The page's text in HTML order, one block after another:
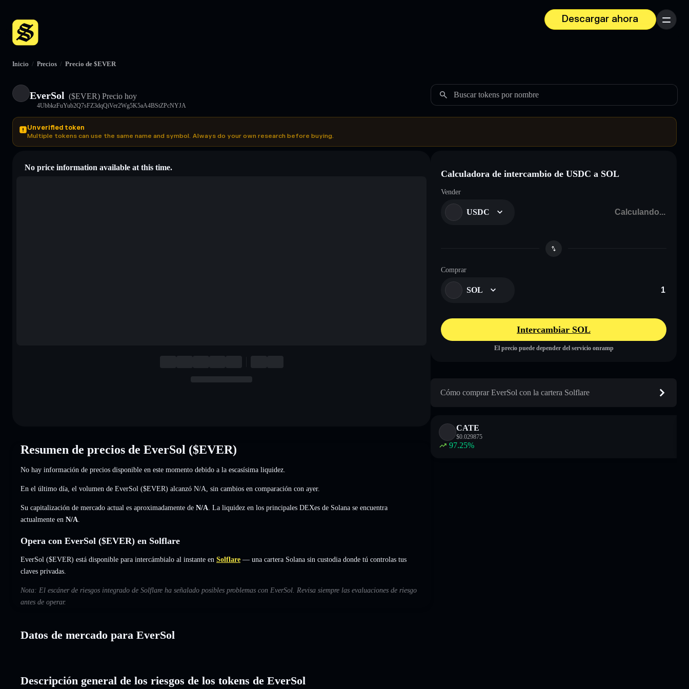
Descargar ahora
Menú
Inicio / Precios / Precio de $EVER
EverSol ($EVER) Precio hoy
4UbbkzFuYub2Q7sFZ3dqQiVer2Wg5K5aA4BStZPcNYJA
Buscar tokens por nombre
Unverified token
Multiple tokens can use the same name and symbol. Always do your own research before buying.
No price information available at this time.
Resumen de precios de EverSol ($EVER)
No hay información de precios disponible en este momento debido a la escasísima liquidez.
En el último día, el volumen de EverSol ($EVER) alcanzó N/A sin cambios en comparación con ayer.
Su capitalización de mercado actual es aproximadamente de N/A . La liquidez en los principales DEXes de Solana se encuentra
actualmente en N/A
Opera con EverSol ($EVER) en Solflare
EverSol ($EVER) está disponible para intercámbialo al instante en Solflare — una cartera Solana sin custodia donde tú controlas tus
claves privadas.
Nota: El escáner de riesgos integrado de Solflare ha señalado posibles problemas con EverSol. Revisa siempre las evaluaciones de riesgo
antes de operar.
Datos de mercado para EverSol
Descripción general de los riesgos de los tokens de EverSol
Calculadora de intercambio de USDC a SOL
Vender
USDC
Comprar
SOL
Intercambiar SOL
El precio puede depender del servicio onramp
Cómo comprar EverSol con la cartera Solflare
CATE
$0.029875
97.25%